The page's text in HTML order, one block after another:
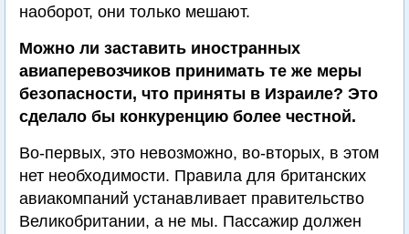
наоборот, они только мешают.
Можно ли заставить иностранных
авиаперевозчиков принимать те же меры
безопасности, что приняты в Израиле? Это
сделало бы конкуренцию более честной.
Во-первых, это невозможно, во-вторых, в этом
нет необходимости. Правила для британских
авиакомпаний устанавливает правительство
Великобритании, а не мы. Пассажир должен